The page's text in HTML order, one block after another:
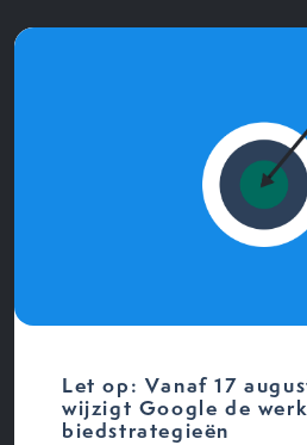
Let op: Vanaf 17
wijzigt Google de
biedstrategieën